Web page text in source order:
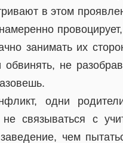
в этом
занимать их
не
одни
не связываться с
чем